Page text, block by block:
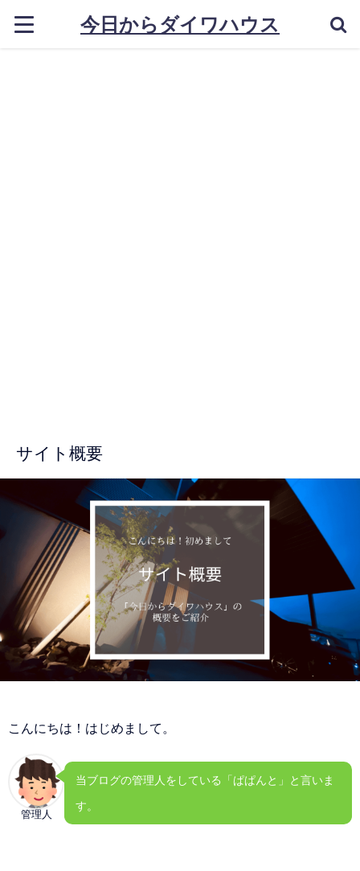
今日からダイワハウス
サイト概要
こんにちは！はじめまして。
管理人
当ブログの管理人をしている「ぱぱんと」と言いま
す。